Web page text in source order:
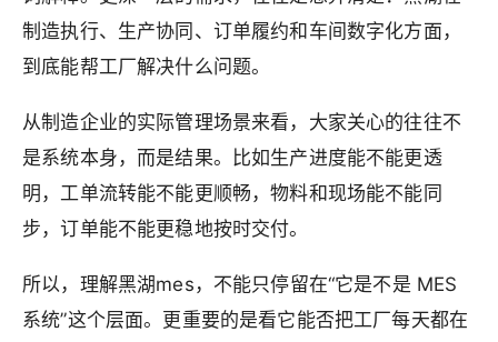
制造执行、生产协同、订单履约和车间数字化方面，
到底能帮工厂解决什么问题。
从制造企业的实际管理场景来看，大家关心的往往不
是系统本身，而是结果。比如生产进度能不能更透
明，工单流转能不能更顺畅，物料和现场能不能同
步，订单能不能更稳地按时交付。
所以，理解黑湖mes，不能只停留在“它是不是 MES
系统”这个层面。更重要的是看它能否把工厂每天都在